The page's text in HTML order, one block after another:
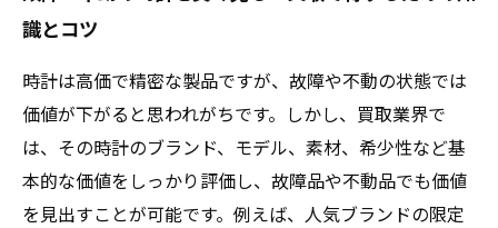
識とコツ
時計は高価で精密な製品ですが、故障や不動の状態では
価値が下がると思われがちです。しかし、買取業界で
は、その時計のブランド、モデル、素材、希少性など基
本的な価値をしっかり評価し、故障品や不動品でも価値
を見出すことが可能です。例えば、人気ブランドの限定